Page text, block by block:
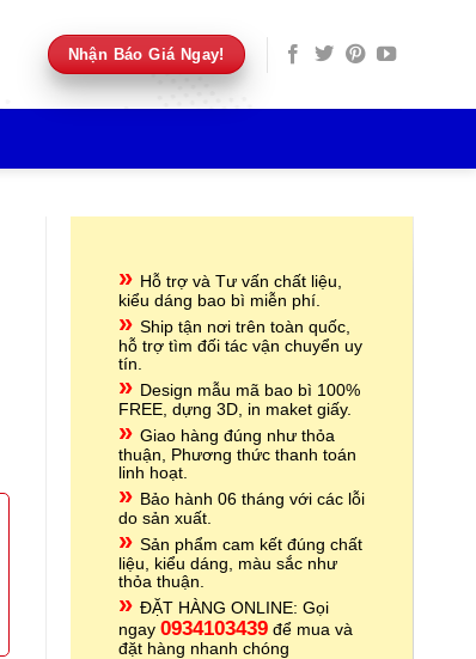
Nhận Báo Giá Ngay!
» Hỗ trợ và Tư vấn chất liệu,
kiểu dáng bao bì miễn phí.
» Ship tận nơi trên toàn quốc,
hỗ trợ tìm đối tác vận chuyển uy
tín.
» Design mẫu mã bao bì 100%
FREE, dựng 3D, in maket giấy.
» Giao hàng đúng như thỏa
thuận, Phương thức thanh toán
linh hoạt.
» Bảo hành 06 tháng với các lỗi
do sản xuất.
» Sản phẩm cam kết đúng chất
liệu, kiểu dáng, màu sắc như
thỏa thuận.
» ĐẶT HÀNG ONLINE: Gọi
ngay 0934103439để mua và
đặt hàng nhanh chóng